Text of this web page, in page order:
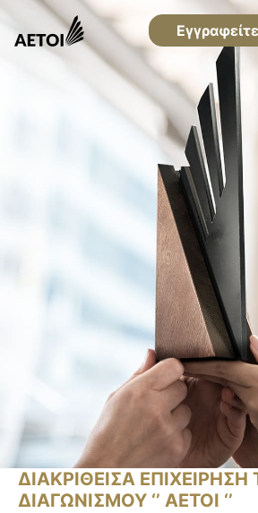
Εγγραφείτε
ΔΙΑΚΡΙΘΕΙΣΑ ΕΠΙΧΕΙΡΗΣΗ
ΔΙΑΓΩΝΙΣΜΟΥ ‘’ ΑΕΤΟΙ ‘’